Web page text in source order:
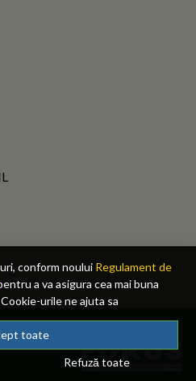
conform noului Regulament de
a va asigura cea mai buna
urile ne ajuta sa
oferindu-va dvs., cititorul, o
si mult mai rapida. Ele sunt
si partenerii nostri de incredere.
politica de Cookie-uri.
toate
Refuză toate
drepturile rezervate.